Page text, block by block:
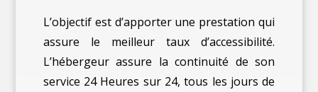
L’objectif est d’apporter une prestation qui
assure le meilleur taux d’accessibilité.
L’hébergeur assure la continuité de son
service 24 Heures sur 24, tous les jours de